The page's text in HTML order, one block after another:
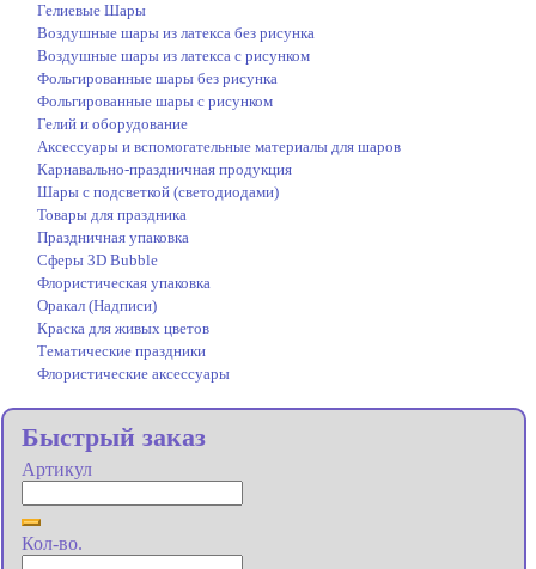
Гелиевые Шары
Воздушные шары из латекса без рисунка
Воздушные шары из латекса с рисунком
Фольгированные шары без рисунка
Фольгированные шары с рисунком
Гелий и оборудование
Аксессуары и вспомогательные материалы для шаров
Карнавально-праздничная продукция
Шары с подсветкой (светодиодами)
Товары для праздника
Праздничная упаковка
Сферы 3D Bubble
Флористическая упаковка
Оракал (Надписи)
Краска для живых цветов
Тематические праздники
Флористические аксессуары
Быстрый заказ
Артикул
Кол-во.